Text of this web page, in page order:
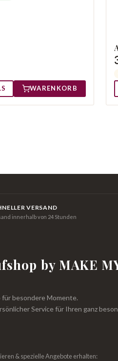
WARENKORB
VERSAND
innerhalb von 24 Stunden
by MAKE
besondere Momente.
Service für Ihren ganz
& spezielle Angebote erhalten: